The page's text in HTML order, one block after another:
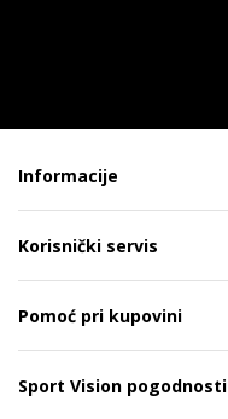
Informacije
Korisnički servis
Pomoć pri kupovini
Sport Vision pogodnosti